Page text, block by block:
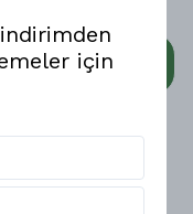
için